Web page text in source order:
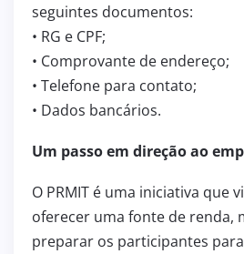
seguintes documentos:
• RG e CPF;
• Comprovante de endereço;
• Telefone para contato;
• Dados bancários.
Um passo em direção ao
O PRMIT é uma iniciativa que
oferecer uma fonte de renda,
preparar os participantes